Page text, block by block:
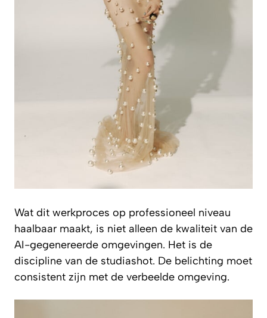
Wat dit werkproces op professioneel niveau
haalbaar maakt, is niet alleen de kwaliteit van de
AI-gegenereerde omgevingen. Het is de
discipline van de studiashot. De belichting moet
consistent zijn met de verbeelde omgeving.